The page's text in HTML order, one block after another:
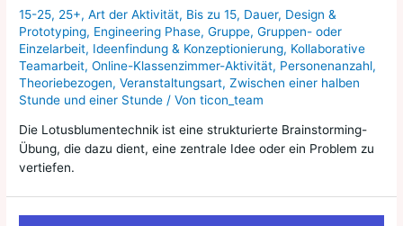
15-25, 25+,Art der Aktivität, Bis zu 15, Dauer, Design &
Prototyping, Engineering Phase,Gruppe,Gruppen- oder
Einzelarbeit, Ideenfindung & Konzeptionierung, Kollaborative
Teamarbeit,Online-Klassenzimmer-Aktivität, Personenanzahl,
Theoriebezogen,Veranstaltungsart,Zwischen einer halben
Stunde und einer Stunde / Vonticon_team
Die Lotusblumentechnik ist eine strukturierte Brainstorming-
Übung, die dazu dient, eine zentrale Idee oder ein Problem zu
vertiefen.